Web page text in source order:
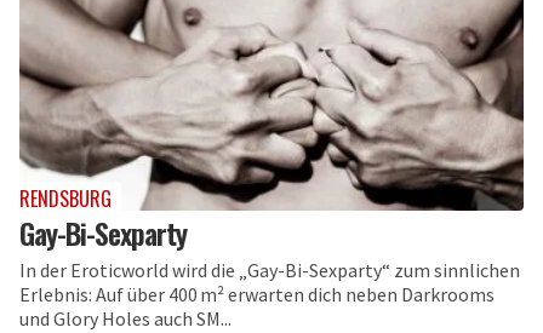
RENDSBURG
Gay-Bi-Sexparty
In der Eroticworld wird die „Gay-Bi-Sexparty“ zum sinnlichen
Erlebnis: Auf über 400 m² erwarten dich neben Darkrooms
und Glory Holes auch SM...